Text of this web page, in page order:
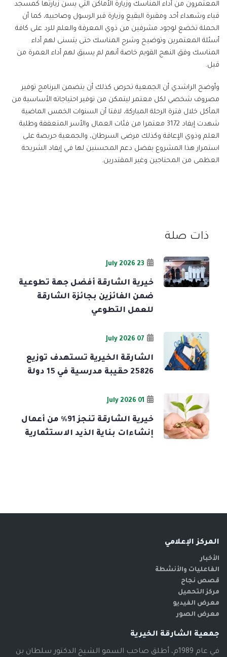
المعتمرون من أداء المناسك وزيارة الأماكن التي يسن زيارتها كمسجد
قباء وشهداء أحد ومقبرة البقيع وزيارة قبر الرسول وصاحبيه، كما أن
الحملة تخضع لوجود مشرفين من ذوي المعرفة والعلم للرد على كافة
أسئلة المعتمرين وتوضيح وشرح المناسك حتى يتسنى لهم أداء
المناسك وفق النهج القويم خاصة أنهم لم يسبق لهم أداء العمرة من
قبل.
وأوضح الراشدي أن الجمعية تحرص كذلك أن يتضمن البرنامج توفير
مصروف شخصي لكل معتمر ليتمكن من توفير احتياجاته الأساسية من
المأكل خلال فترة الرحلة المباركة، لافتا أن السنوات الخمس الماضية
شهدت إيفاد 3172 معتمرا من فئات العمال والأسر المتعففة وطلبة
العلم وذوي الإعاقة وكذلك مرضى السرطان، والجمعية حريصة على
استمرار هذا المشروع بفضل دعم المحسنين لها في إيفاد الشريحة
العظمى من المحتاجين وغير المقتدرين.
ذات صلة
23 July 2026
خيرية الشارقة أفضل جهة تطوعية
ضمن الفائزين بجائزة الشارقة
للعمل التطوعي
07 July 2026
الشارقة الخيرية تستهدف توزيع
25826 حقيبة مدرسية في 15 دولة
01 July 2026
خيرية الشارقة تنجز 91% من أعمال
إنشاءات بناية الذيد الاستثمارية
المركز الإعلامي
الأخبار
الفاعليات والأنشطة
قصص نجاح
مركز التحميل
معرض الفيديو
معرض الصور
جمعية الشارقة الخيرية
في عام 1989م، أطلق صاحب السمو الشيخ الدكتور سلطان بن